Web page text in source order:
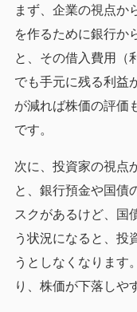
まず、企業の視点か
を作るために銀行か
と、その借入費用（
でも手元に残る利益
が減れば株価の評価
です。
次に、投資家の視点
と、銀行預金や国債
スクがあるけど、国
う状況になると、投
うとしなくなります
り、株価が下落しや